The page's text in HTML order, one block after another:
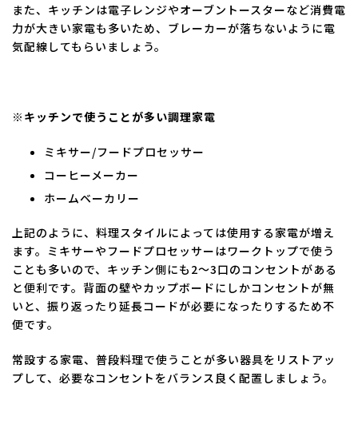
また、キッチンは電子レンジやオーブントースターなど消費電
力が大きい家電も多いため、ブレーカーが落ちないように電
気配線してもらいましょう。
※キッチンで使うことが多い調理家電
ミキサー/フードプロセッサー
コーヒーメーカー
ホームベーカリー
上記のように、料理スタイルによっては使用する家電が増え
ます。ミキサーやフードプロセッサーはワークトップで使う
ことも多いので、キッチン側にも2～3口のコンセントがある
と便利です。背面の壁やカップボードにしかコンセントが無
いと、振り返ったり延長コードが必要になったりするため不
便です。
常設する家電、普段料理で使うことが多い器具をリストアッ
プして、必要なコンセントをバランス良く配置しましょう。